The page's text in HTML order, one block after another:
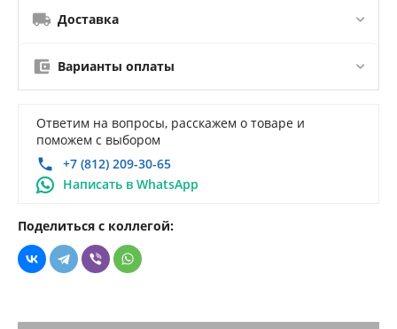
Доставка
Варианты оплаты
Ответим на вопросы, расскажем о товаре и
поможем с выбором
+7 (812) 209-30-65
Написать в WhatsApp
Поделиться с коллегой: